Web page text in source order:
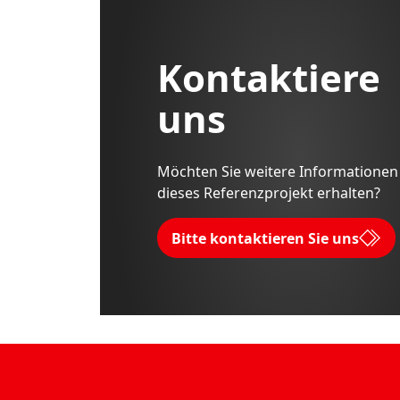
Kontaktiere
uns
Möchten Sie weitere
dieses Referenzprojekt erhalten?
Bitte kontaktieren Sie uns